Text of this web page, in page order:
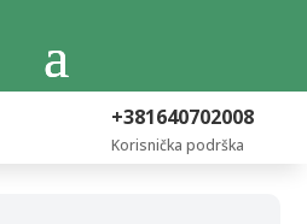
+381640702008
Korisnička podrška